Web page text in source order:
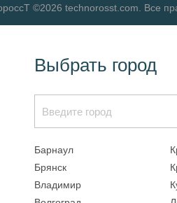
©2026 technorosst.com. Все
Выбрать город
Барнаул
Брянск
Владимир